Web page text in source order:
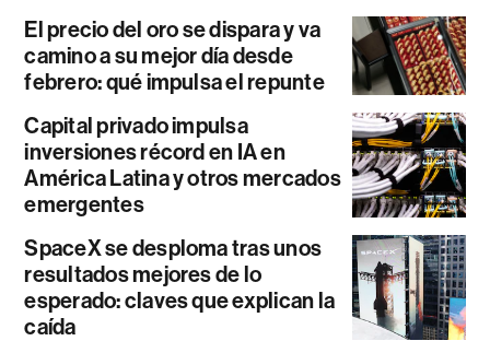
El precio del oro se dispara y va
camino a su mejor día desde
febrero: qué impulsa el repunte
Capital privado impulsa
inversiones récord en IA en
América Latina y otros mercados
emergentes
SpaceX se desploma tras unos
resultados mejores de lo
esperado: claves que explican la
caída